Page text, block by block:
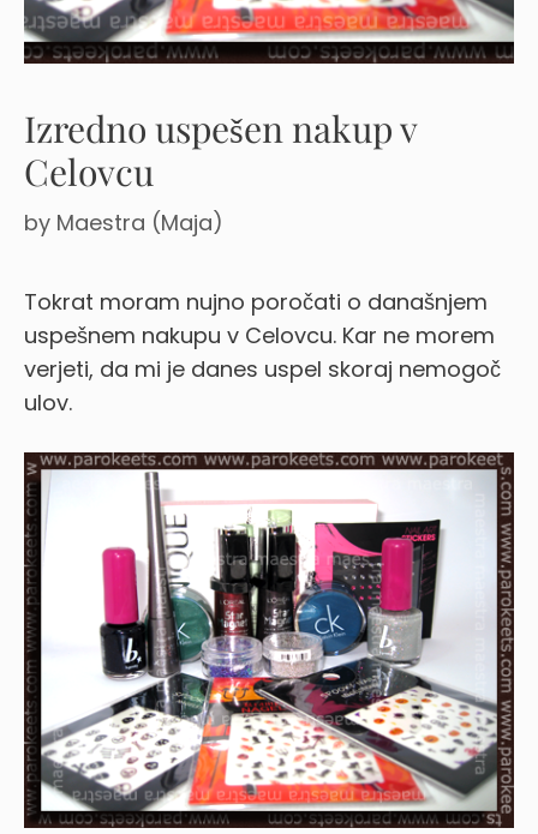
Izredno uspešen nakup v
Celovcu
by Maestra (Maja)
Tokrat moram nujno poročati o današnjem
uspešnem nakupu v Celovcu. Kar ne morem
verjeti, da mi je danes uspel skoraj nemogoč
ulov.